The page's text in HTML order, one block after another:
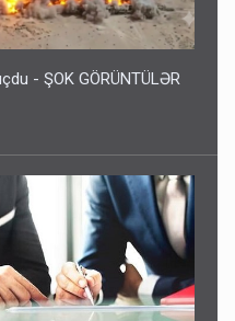
- ŞOK GÖRÜNTÜLƏR